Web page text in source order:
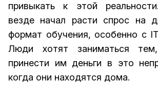
привыкать к этой
везде начал расти спрос на
формат обучения, особенно с
Люди хотят заниматься
принести им деньги в это
когда они находятся дома.